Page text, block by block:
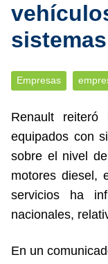
Empresas
Renault
equipados con
sobre el nivel
motores diesel,
servicios ha
nacionales,
En un